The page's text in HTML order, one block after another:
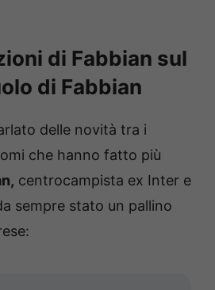
di Fabbian sul
di Fabbian
delle novità tra i
che hanno fatto più
centrocampista ex Inter e
sempre stato un pallino